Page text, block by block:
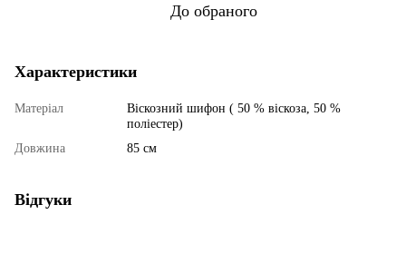
До обраного
Характеристики
Матеріал
Віскозний шифон ( 50 % віскоза, 50 %
поліестер)
Довжина
85 см
Відгуки